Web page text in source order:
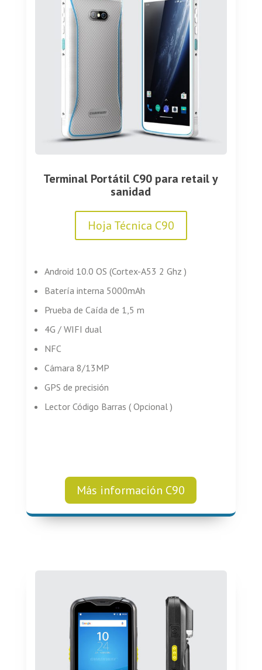
Terminal Portátil C90 para retail y
sanidad
Hoja Técnica C90
Android 10.0 OS (Cortex-A53 2 Ghz )
Batería interna 5000mAh
Prueba de Caída de 1,5 m
4G / WIFI dual
NFC
Cámara 8/13MP
GPS de precisión
Lector Código Barras ( Opcional )
Más información C90